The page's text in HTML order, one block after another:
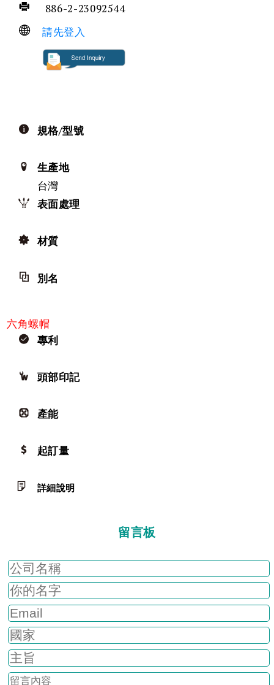
886-2-23092544
請先登入
規格/型號
生產地
台灣
表面處理
材質
別名
六角螺帽
專利
頭部印記
產能
起訂量
詳細說明
留言板